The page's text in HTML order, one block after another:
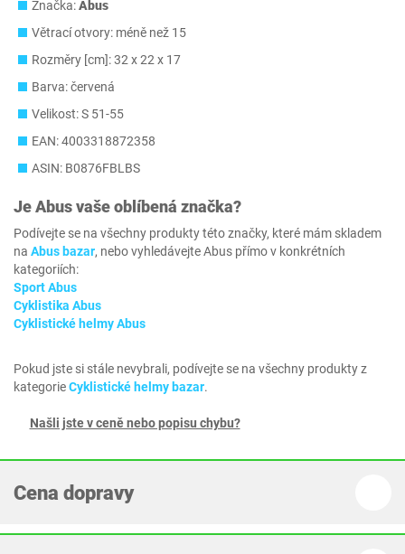
Značka:Abus
Větrací otvory: méně než 15
Rozměry [cm]: 32 x 22 x 17
Barva: červená
Velikost: S 51-55
EAN: 4003318872358
ASIN: B0876FBLBS
JeAbusvaše oblíbená značka?
Podívejte se na všechny produkty této značky, které mám skladem
na Abus bazar, nebo vyhledávejte Abus přímo v konkrétních
kategoriích:
Sport Abus
Cyklistika Abus
Cyklistické helmy Abus
Pokud jste si stále nevybrali, podívejte se na všechny produkty z
kategorieCyklistické helmy bazar.
Našli jste v ceně nebo popisu chybu?
Cena dopravy